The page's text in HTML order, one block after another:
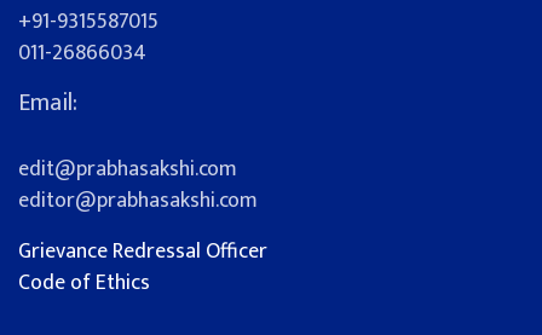
+91-9315587015
011-26866034
Email:
edit@prabhasakshi.com
editor@prabhasakshi.com
Grievance Redressal Officer
Code of Ethics